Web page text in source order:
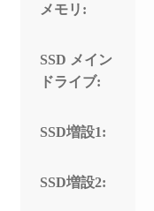
メモリ:
SSD メイン
ドライブ:
SSD増設1:
SSD増設2: